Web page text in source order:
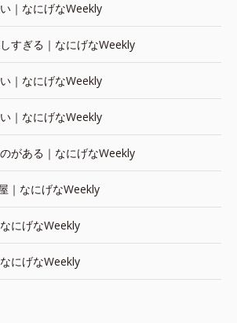
｜なにげなWeekly
すぎる｜なにげなWeekly
｜なにげなWeekly
｜なにげなWeekly
がある｜なにげなWeekly
｜なにげなWeekly
にげなWeekly
にげなWeekly